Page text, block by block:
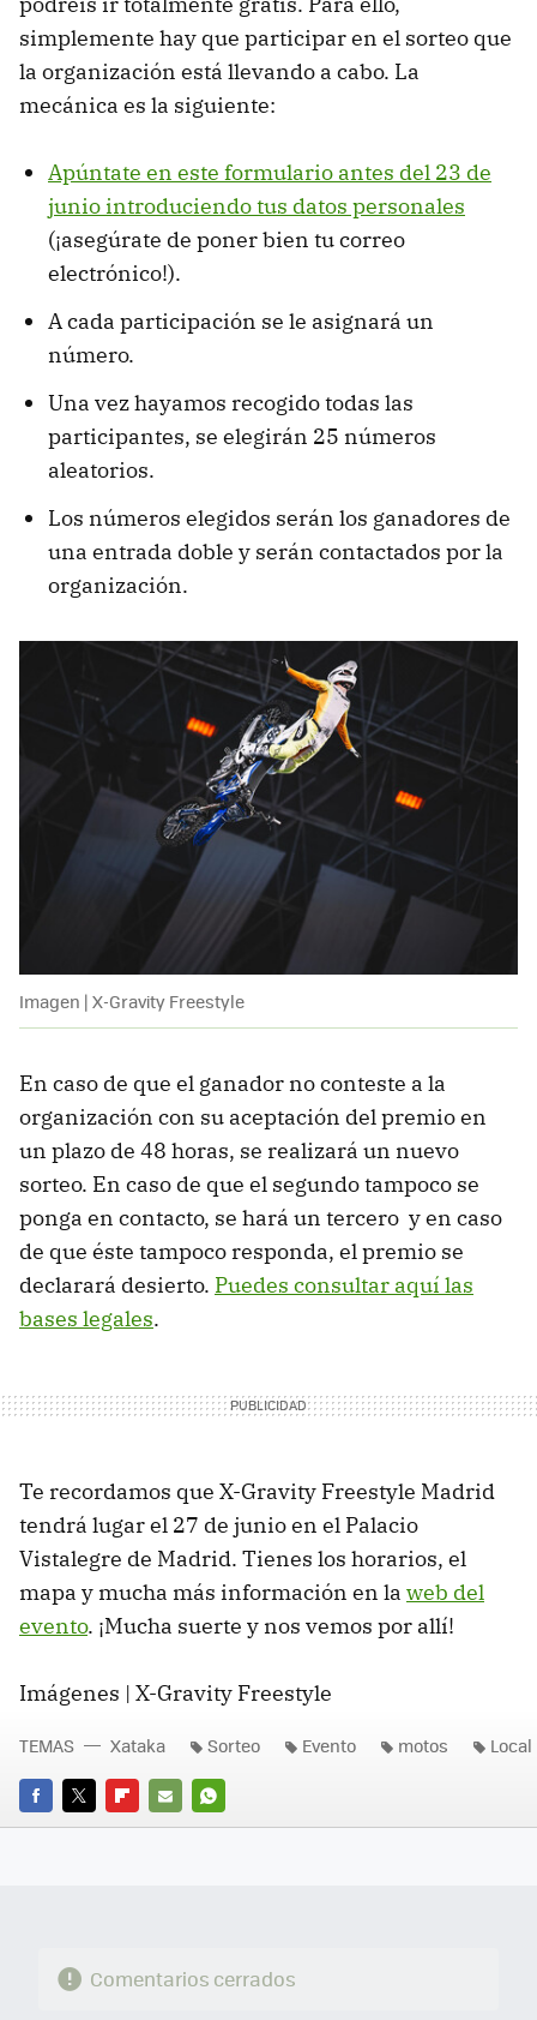
simplemente hay que participar en el sorteo que
la organización está llevando a cabo. La
mecánica es la siguiente:
Apúntate en este formulario antes del 23 de
junio introduciendo tus datos personales
(¡asegúrate de poner bien tu correo
electrónico!).
A cada participación se le asignará un
número.
Una vez hayamos recogido todas las
participantes, se elegirán 25 números
aleatorios.
Los números elegidos serán los ganadores de
una entrada doble y serán contactados por la
organización.
Imagen | X-Gravity Freestyle
En caso de que el ganador no conteste a la
organización con su aceptación del premio en
un plazo de 48 horas, se realizará un nuevo
sorteo. En caso de que el segundo tampoco se
ponga en contacto, se hará un tercero y en caso
de que éste tampoco responda, el premio se
declarará desierto. Puedes consultar aquí las
bases legales.
Te recordamos que X-Gravity Freestyle Madrid
tendrá lugar el 27 de junio en el Palacio
Vistalegre de Madrid. Tienes los horarios, el
mapa y mucha más información en la web del
evento. ¡Mucha suerte y nos vemos por allí!
Imágenes | X-Gravity Freestyle
FACEBOOK
TWITTERFLIPBOARD
E-
WHATSAPP
TEMAS Xataka Sorteo Evento motos Local
Comentarios cerrados